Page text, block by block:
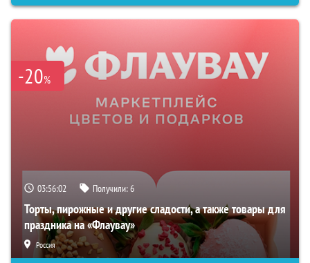
-20%
03:56:01 Получили:6
Торты, пирожные и другие сладости, а также товары для
праздника на «Флаувау»
Россия